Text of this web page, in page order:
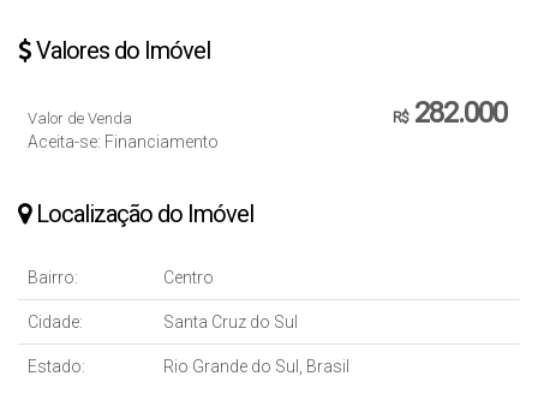
Valores do Imóvel
R$282.000
Valor de Venda
Aceita-se: Financiamento
Localização do Imóvel
Bairro: Centro
Cidade: Santa Cruz do Sul
Estado: Rio Grande do Sul, Brasil